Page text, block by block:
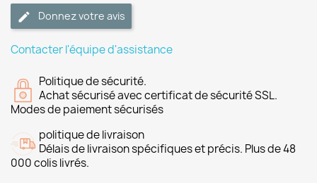
Donnez votre avis
Contacter l'équipe d'assistance
Politique de sécurité.
Achat sécurisé avec certificat de sécurité SSL.
Modes de paiement sécurisés
politique de livraison
Délais de livraison spécifiques et précis. Plus de 48
000 colis livrés.